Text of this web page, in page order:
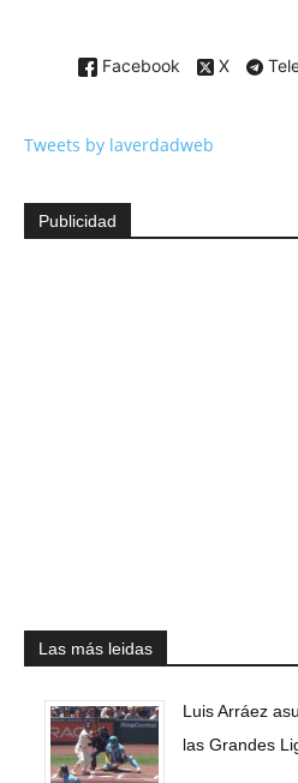
Facebook X
Tweets by laverdadweb
Publicidad
Las más leidas
Luis Arráez
las Grandes